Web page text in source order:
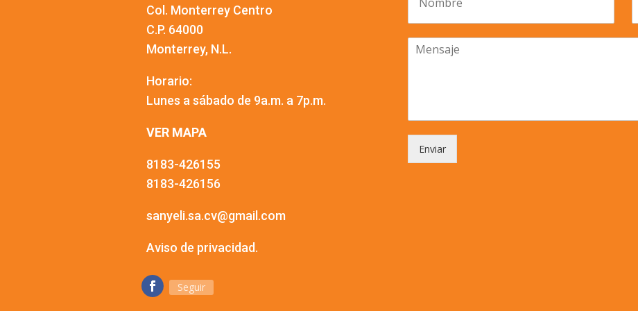
Col. Monterrey Centro
C.P. 64000
Monterrey, N.L.
Horario:
Lunes a sábado de 9a.m. a 7p.m.
VER MAPA
8183-426155
8183-426156
sanyeli.sa.cv@gmail.com
Aviso de privacidad.
Seguir
Enviar